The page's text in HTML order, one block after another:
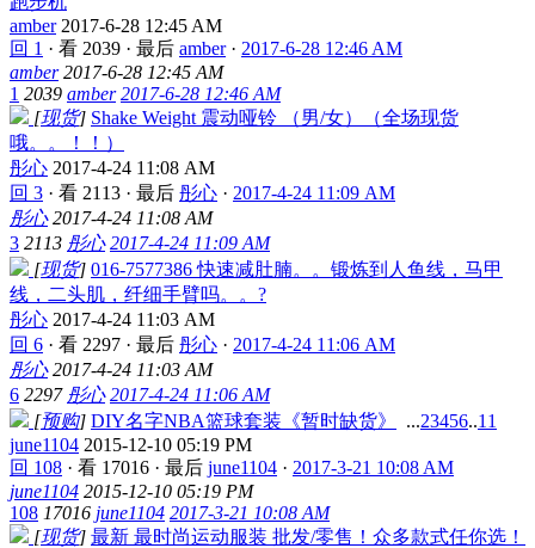
amber 2017-6-28 12:45 AM
回 1 · 看 2039 · 最后 amber· 2017-6-28 12:46 AM
amber 2017-6-28 12:45 AM
1 2039 amber 2017-6-28 12:46 AM
[现货] Shake Weight 震动哑铃 （男/女）（全场现货
哦。。！！）
彤心 2017-4-24 11:08 AM
回 3 · 看 2113 · 最后 彤心 · 2017-4-24 11:09 AM
彤心 2017-4-24 11:08 AM
3 2113 彤心 2017-4-24 11:09 AM
[现货] 016-7577386 快速减肚腩。。锻炼到人鱼线，马甲
线，二头肌，纤细手臂吗。。?
彤心 2017-4-24 11:03 AM
回 6 · 看 2297 · 最后 彤心 · 2017-4-24 11:06 AM
彤心 2017-4-24 11:03 AM
6 2297 彤心 2017-4-24 11:06 AM
[预购] DIY名字NBA篮球套装《暂时缺货》 ...23456..11
june1104 2015-12-10 05:19 PM
回 108 · 看 17016 · 最后 june1104 · 2017-3-21 10:08 AM
june1104 2015-12-10 05:19 PM
108 17016 june1104 2017-3-21 10:08 AM
[现货] 最新 最时尚运动服装 批发/零售！众多款式任你选！